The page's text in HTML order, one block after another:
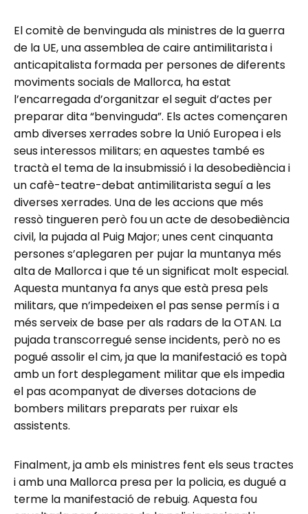
El comitè de benvinguda als ministres de la guerra
de la UE, una assemblea de caire antimilitarista i
anticapitalista formada per persones de diferents
moviments socials de Mallorca, ha estat
l’encarregada d’organitzar el seguit d’actes per
preparar dita “benvinguda”. Els actes començaren
amb diverses xerrades sobre la Unió Europea i els
seus interessos militars; en aquestes també es
tractà el tema de la insubmissió i la desobediència i
un cafè-teatre-debat antimilitarista seguí a les
diverses xerrades. Una de les accions que més
ressò tingueren però fou un acte de desobediència
civil, la pujada al Puig Major; unes cent cinquanta
persones s’aplegaren per pujar la muntanya més
alta de Mallorca i que té un significat molt especial.
Aquesta muntanya fa anys que està presa pels
militars, que n’impedeixen el pas sense permís i a
més serveix de base per als radars de la OTAN. La
pujada transcorregué sense incidents, però no es
pogué assolir el cim, ja que la manifestació es topà
amb un fort desplegament militar que els impedia
el pas acompanyat de diverses dotacions de
bombers militars preparats per ruixar els
assistents.
Finalment, ja amb els ministres fent els seus tractes
i amb una Mallorca presa per la policia, es dugué a
terme la manifestació de rebuig. Aquesta fou